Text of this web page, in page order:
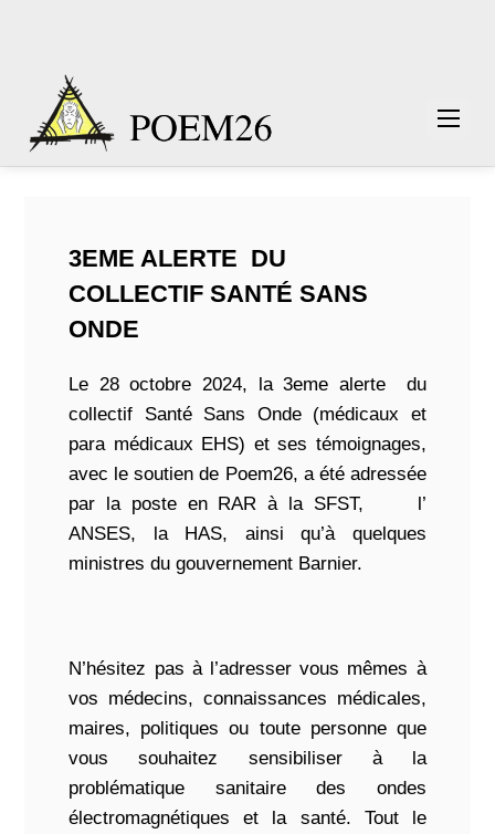
3EME ALERTE DU
COLLECTIF SANTÉ SANS
ONDE
Le 28 octobre 2024, la 3eme alerte du
collectif Santé Sans Onde (médicaux et
para médicaux EHS) et ses témoignages,
avec le soutien de Poem26, a été adressée
par la poste en RAR à la SFST, l’
ANSES, la HAS, ainsi qu’à quelques
ministres du gouvernement Barnier.
N’hésitez pas à l’adresser vous mêmes à
vos médecins, connaissances médicales,
maires, politiques ou toute personne que
vous souhaitez sensibiliser à la
problématique sanitaire des ondes
électromagnétiques et la santé. Tout le